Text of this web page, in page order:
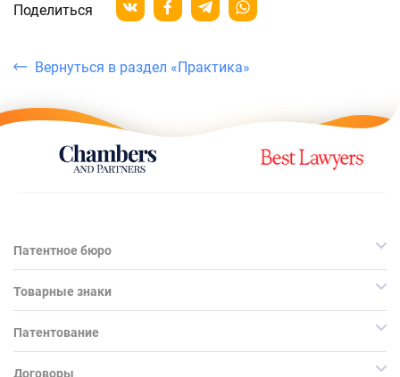
Поделиться
Вернуться в раздел «Практика»
Патентное бюро
Товарные знаки
Патентование
Договоры